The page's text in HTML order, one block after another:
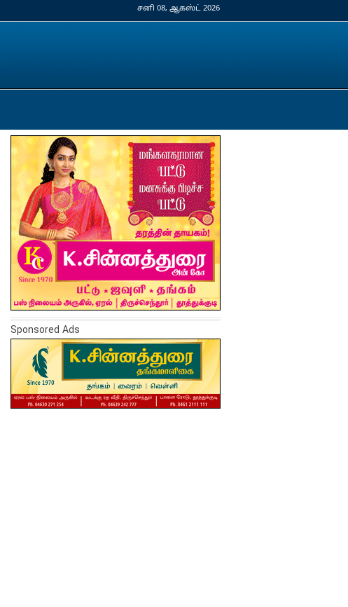
சனி 08, ஆகஸ்ட் 2026
Sponsored Ads